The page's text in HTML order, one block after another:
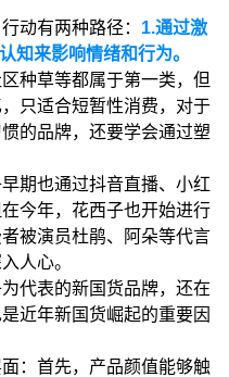
动有两种路径： 1.通过激
知来影响情绪和行为。
种草等都属于第一类，但
只适合短暂性消费，对于
的品牌，还要学会通过塑
期也通过抖音直播、小红
今年，花西子也开始进行
被演员杜鹃、阿朵等代言
人心。
代表的新国货品牌，还在
近年新国货崛起的重要因
：首先，产品颜值能够触